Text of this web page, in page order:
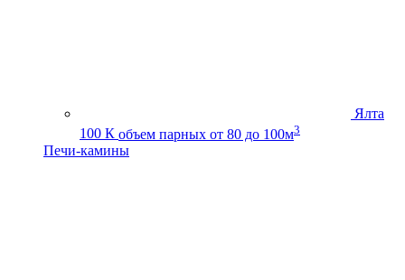
Ялта
100 К объем парных от 80 до 100м3
Печи-камины